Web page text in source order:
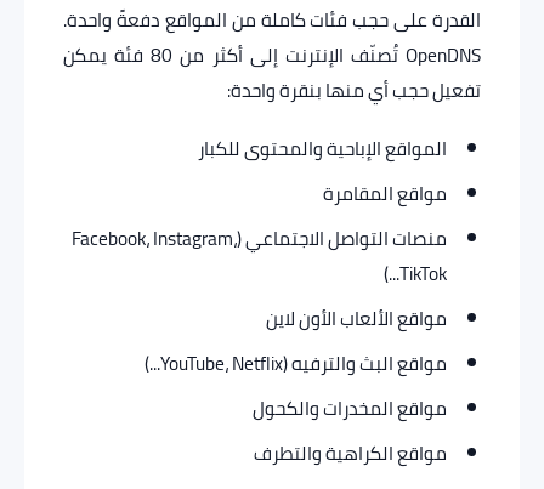
القدرة على حجب فئات كاملة من المواقع دفعةً واحدة.
OpenDNS تُصنّف الإنترنت إلى أكثر من 80 فئة يمكن
تفعيل حجب أي منها بنقرة واحدة:
المواقع الإباحية والمحتوى للكبار
مواقع المقامرة
منصات التواصل الاجتماعي (Facebook، Instagram،
TikTok...)
مواقع الألعاب الأون لاين
مواقع البث والترفيه (YouTube، Netflix...)
مواقع المخدرات والكحول
مواقع الكراهية والتطرف